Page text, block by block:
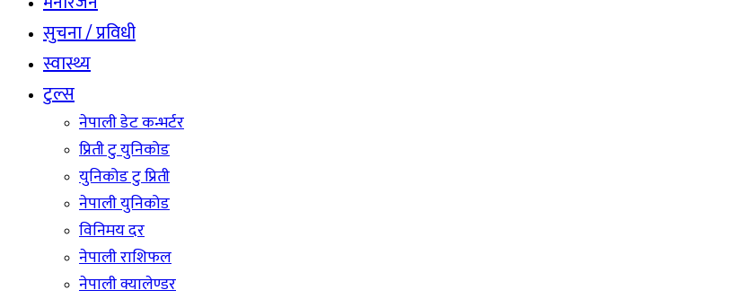
सुचना / प्रविधी
स्वास्थ्य
टुल्स
नेपाली डेट कन्भर्टर
प्रिती टु युनिकोड
युनिकोड टु प्रिती
नेपाली युनिकोड
विनिमय दर
नेपाली राशिफल
नेपाली क्यालेण्डर